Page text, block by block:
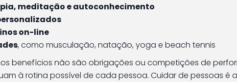
meditação e autoconhecimento
on-line
, como musculação, natação, yoga e beach tennis
benefícios não são obrigações ou competições de
à rotina possível de cada pessoa. Cuidar de pessoas é a